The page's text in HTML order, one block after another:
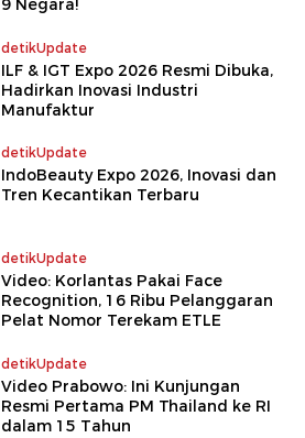
9 Negara!
detikUpdate
ILF & IGT Expo 2026 Resmi Dibuka,
Hadirkan Inovasi Industri
Manufaktur
detikUpdate
IndoBeauty Expo 2026, Inovasi dan
Tren Kecantikan Terbaru
detikUpdate
Video: Korlantas Pakai Face
Recognition, 16 Ribu Pelanggaran
Pelat Nomor Terekam ETLE
detikUpdate
Video Prabowo: Ini Kunjungan
Resmi Pertama PM Thailand ke RI
dalam 15 Tahun